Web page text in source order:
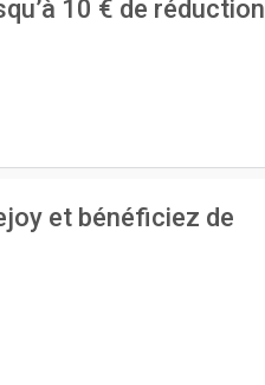
10 € de réduction
et bénéficiez de